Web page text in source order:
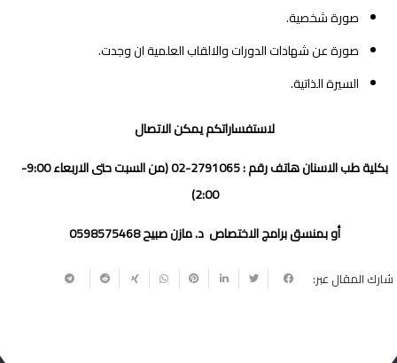
صورة شخصية.
صورة عن شهادات الدورات والالقاب العلمية ان وجدت.
السيرة الذاتية.
لاستفساراتكم يمكن الاتصال
بكلية طب الاسنان هاتف رقم : 2791065-02 (من السبت حتى الاربعاء 9:00-
2:00)
أو بمنسق برامج الاختصاص د. مازن صبيح 0598575468
شارك المقال عبر: